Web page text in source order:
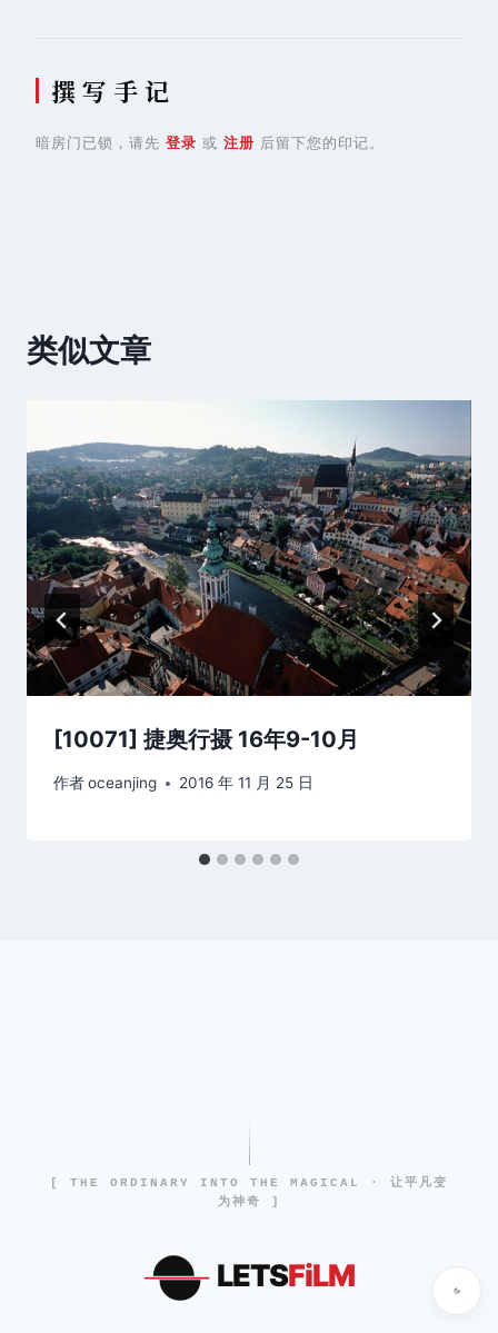
撰 写 手 记
暗房门已锁，请先 登录 或 注册 后留下您的印记。
类似文章
[10071] 捷奥行摄 16年9-10月
作者oceanjing 2016 年 11 月 25 日
[ THE ORDINARY INTO THE MAGICAL · 让平凡变
为神奇 ]
LETSFiLM